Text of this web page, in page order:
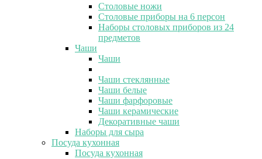
Столовые ножи
Столовые приборы на 6 персон
Наборы столовых приборов из 24
предметов
Чаши
Чаши
Чаши стеклянные
Чаши белые
Чаши фарфоровые
Чаши керамические
Декоративные чаши
Наборы для сыра
Посуда кухонная
Посуда кухонная